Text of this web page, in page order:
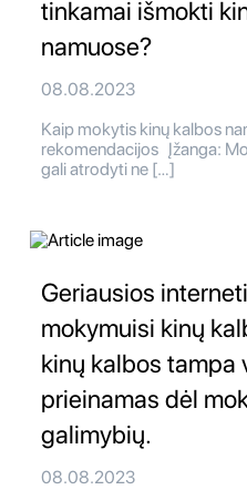
tinkamai išmokti
namuose?
08.08.2023
Kaip mokytis kinų kalbos
rekomendacijos Įžanga:
gali atrodyti ne […]
Geriausios
mokymuisi kinų
kinų kalbos tampa
prieinamas dėl
galimybių.
08.08.2023